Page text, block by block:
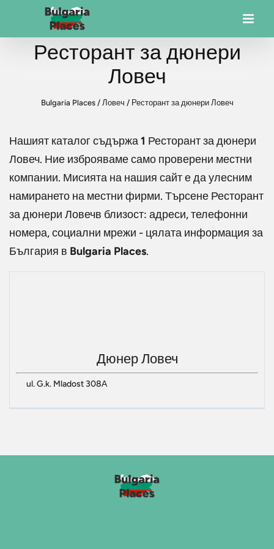
Ресторант за дюнери
Ловеч
Bulgaria Places/ Ловеч / Ресторант за дюнери Ловеч
Нашият каталог съдържа1 Ресторант за дюнери
Ловеч. Ние изброяваме само проверени местни
компании. Мисията на нашия сайт е да улесним
намирането на местни фирми. Търсене Ресторант
за дюнери Ловечв близост: адреси, телефонни
номера, социални мрежи - цялата информация за
България в Bulgaria Places.
Дюнер Ловеч
ul. G.k. Mladost 308А